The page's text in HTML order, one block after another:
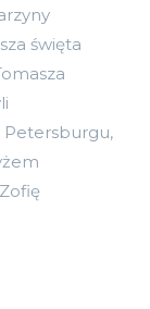
święta
Petersburgu,